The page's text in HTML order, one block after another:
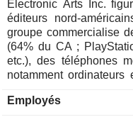
Electronic Arts Inc.
éditeurs nord-
groupe commercialise
(64% du CA ;
etc.), des téléphones
notamment
numériques (73,2%) :
Employés